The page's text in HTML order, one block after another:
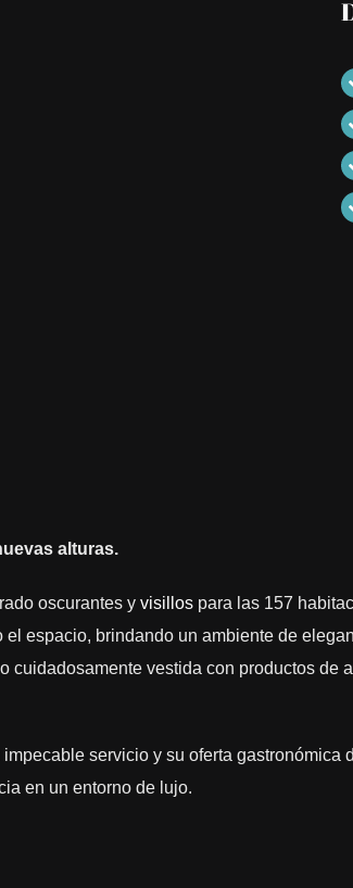
alturas.
oscurantes y visillospara las 157
espacio, brindando un ambiente de
vestida con productos de
servicio y su oferta gastronómica
en un entorno de lujo.